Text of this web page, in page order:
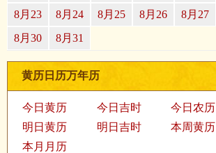
8月23
8月24 8月25 8月26 8月27
8月30
8月31
黄历日历万年历
今日黄历 今日吉时 今日农历
明日黄历
明日吉时 本周黄历
本月月历